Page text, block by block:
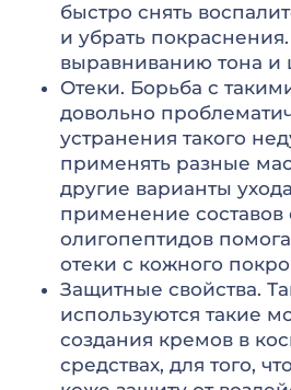
быстро снять
и убрать
выравниванию тона и
Отеки. Борьба с
довольно
устранения такого
применять разные
другие варианты
применение
олигопептидов
отеки с кожного
Защитные свойства.
используются такие
создания кремов в
средствах, для того,